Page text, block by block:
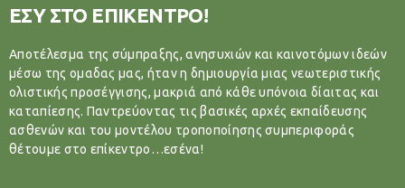
ΕΣΥ ΣΤΟ ΕΠΙΚΕΝΤΡΟ!
Αποτέλεσμα της σύμπραξης, ανησυχιών και καινοτόμων ιδεών
μέσω της ομαδας μας, ήταν η δημιουργία μιας νεωτεριστικής
ολιστικής προσέγγισης, μακριά από κάθε υπόνοια δίαιτας και
καταπίεσης. Παντρεύοντας τις βασικές αρχές εκπαίδευσης
ασθενών και του μοντέλου τροποποίησης συμπεριφοράς
θέτουμε στο επίκεντρο…εσένα!